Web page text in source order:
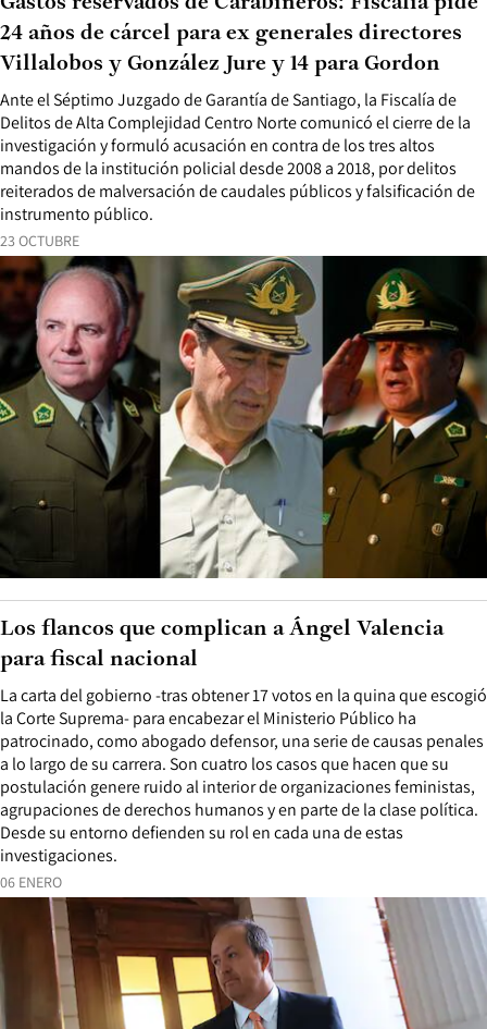
23 OCTUBRE
Ante el Séptimo Juzgado de Garantía de Santiago, la Fiscalía de
Delitos de Alta Complejidad Centro Norte comunicó el cierre de la
investigación y formuló acusación en contra de los tres altos
mandos de la institución policial desde 2008 a 2018, por delitos
reiterados de malversación de caudales públicos y falsificación de
instrumento público.
24 años de cárcel para ex generales directores
Villalobos y González Jure y 14 para Gordon
06 ENERO
La carta del gobierno -tras obtener 17 votos en la quina que escogió
la Corte Suprema- para encabezar el Ministerio Público ha
patrocinado, como abogado defensor, una serie de causas penales
a lo largo de su carrera. Son cuatro los casos que hacen que su
postulación genere ruido al interior de organizaciones feministas,
agrupaciones de derechos humanos y en parte de la clase política.
Desde su entorno defienden su rol en cada una de estas
investigaciones.
Los flancos que complican a Ángel Valencia
para fiscal nacional